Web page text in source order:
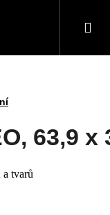
kousky
63,9 x
tvarů